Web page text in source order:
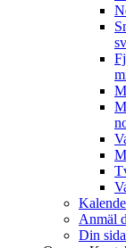
Anmäl
Din sida